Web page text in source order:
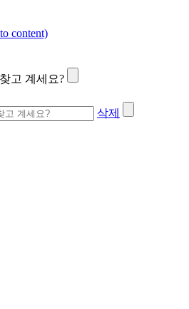
content)
고 계세요?
삭제